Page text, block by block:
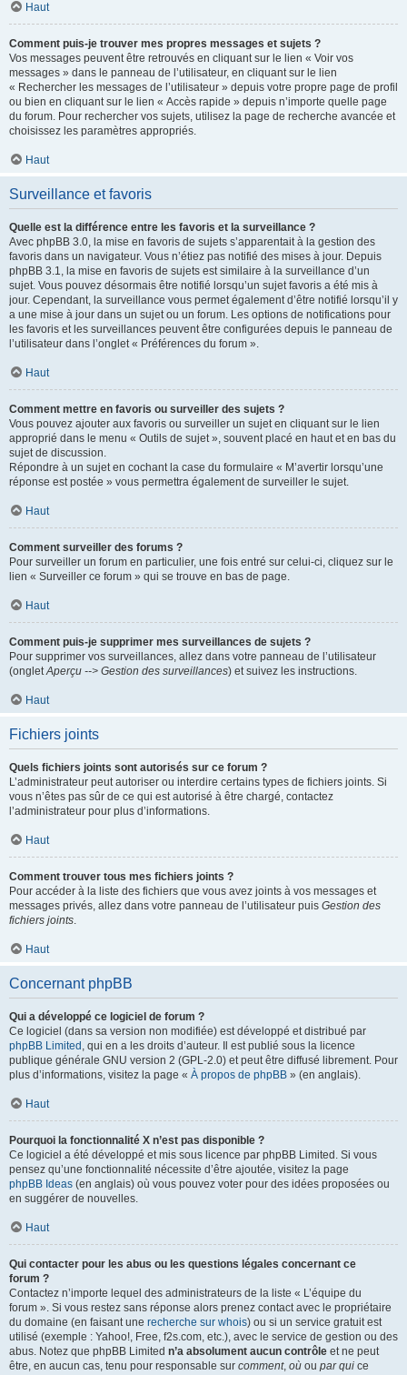
Haut
Comment puis-je trouver mes propres messages et sujets ?
Vos messages peuvent être retrouvés en cliquant sur le lien « Voir vos
messages » dans le panneau de l’utilisateur, en cliquant sur le lien
« Rechercher les messages de l’utilisateur » depuis votre propre page de profil
ou bien en cliquant sur le lien « Accès rapide » depuis n’importe quelle page
du forum. Pour rechercher vos sujets, utilisez la page de recherche avancée et
choisissez les paramètres appropriés.
Haut
Surveillance et favoris
Quelle est la différence entre les favoris et la surveillance ?
Avec phpBB 3.0, la mise en favoris de sujets s’apparentait à la gestion des
favoris dans un navigateur. Vous n’étiez pas notifié des mises à jour. Depuis
phpBB 3.1, la mise en favoris de sujets est similaire à la surveillance d’un
sujet. Vous pouvez désormais être notifié lorsqu’un sujet favoris a été mis à
jour. Cependant, la surveillance vous permet également d’être notifié lorsqu’il y
a une mise à jour dans un sujet ou un forum. Les options de notifications pour
les favoris et les surveillances peuvent être configurées depuis le panneau de
l’utilisateur dans l’onglet « Préférences du forum ».
Haut
Comment mettre en favoris ou surveiller des sujets ?
Vous pouvez ajouter aux favoris ou surveiller un sujet en cliquant sur le lien
approprié dans le menu « Outils de sujet », souvent placé en haut et en bas du
sujet de discussion.
Répondre à un sujet en cochant la case du formulaire « M’avertir lorsqu’une
réponse est postée » vous permettra également de surveiller le sujet.
Haut
Comment surveiller des forums ?
Pour surveiller un forum en particulier, une fois entré sur celui-ci, cliquez sur le
lien « Surveiller ce forum » qui se trouve en bas de page.
Haut
Comment puis-je supprimer mes surveillances de sujets ?
Pour supprimer vos surveillances, allez dans votre panneau de l’utilisateur
(ongletAperçu --> Gestion des surveillances) et suivez les instructions.
Haut
Fichiers joints
Quels fichiers joints sont autorisés sur ce forum ?
L’administrateur peut autoriser ou interdire certains types de fichiers joints. Si
vous n’êtes pas sûr de ce qui est autorisé à être chargé, contactez
l’administrateur pour plus d’informations.
Haut
Comment trouver tous mes fichiers joints ?
Pour accéder à la liste des fichiers que vous avez joints à vos messages et
messages privés, allez dans votre panneau de l’utilisateur puis Gestion des
fichiers joints.
Haut
Concernant phpBB
Qui a développé ce logiciel de forum ?
Ce logiciel (dans sa version non modifiée) est développé et distribué par
phpBB Limited , qui en a les droits d’auteur. Il est publié sous la licence
publique générale GNU version 2 (GPL-2.0) et peut être diffusé librement. Pour
plus d’informations, visitez la page « À propos de phpBB » (en anglais).
Haut
Pourquoi la fonctionnalité X n’est pas disponible ?
Ce logiciel a été développé et mis sous licence par phpBB Limited. Si vous
pensez qu’une fonctionnalité nécessite d’être ajoutée, visitez la page
phpBB Ideas (en anglais) où vous pouvez voter pour des idées proposées ou
en suggérer de nouvelles.
Haut
Qui contacter pour les abus ou les questions légales concernant ce
forum ?
Contactez n’importe lequel des administrateurs de la liste « L’équipe du
forum ». Si vous restez sans réponse alors prenez contact avec le propriétaire
du domaine (en faisant une recherche sur whois) ou si un service gratuit est
utilisé (exemple : Yahoo!, Free, f2s.com, etc.), avec le service de gestion ou des
abus. Notez que phpBB Limited n’a absolument aucun contrôle et ne peut
être, en aucun cas, tenu pour responsable sur comment, où ou par qui ce